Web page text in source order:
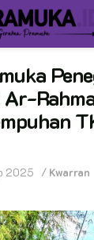
Ar-
2025 / Kwarran